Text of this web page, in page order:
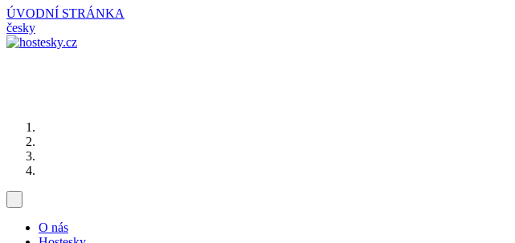
ÚVODNÍ STRÁNKA
česky
O nás